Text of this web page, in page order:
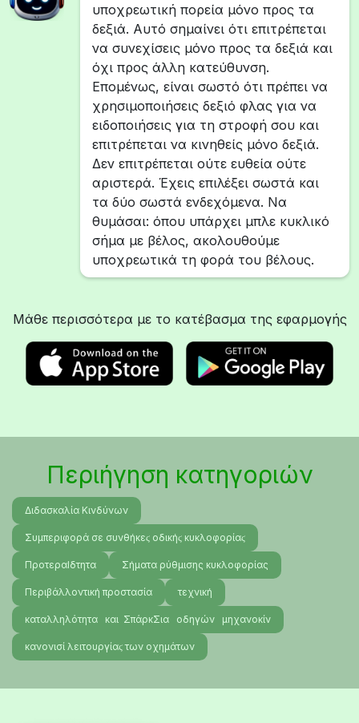
υποχρεωτική πορεία μόνο προς τα
δεξιά. Αυτό σημαίνει ότι επιτρέπεται
να συνεχίσεις μόνο προς τα δεξιά και
όχι προς άλλη κατεύθυνση.
Επομένως, είναι σωστό ότι πρέπει να
χρησιμοποιήσεις δεξιό φλας για να
ειδοποιήσεις για τη στροφή σου και
επιτρέπεται να κινηθείς μόνο δεξιά.
Δεν επιτρέπεται ούτε ευθεία ούτε
αριστερά. Έχεις επιλέξει σωστά και
τα δύο σωστά ενδεχόμενα. Να
θυμάσαι: όπου υπάρχει μπλε κυκλικό
σήμα με βέλος, ακολουθούμε
υποχρεωτικά τη φορά του βέλους.
Μάθε περισσότερα με το κατέβασμα της εφαρμογής
Περιήγηση κατηγοριών
Διδασκαλία Κινδύνων
Συμπεριφορά σε συνθήκεϛ οδικήϛ κυκλοφορίαϛ
ΠροτεραΙδτητα Σήματα ρύθμισης κυκλοφορίας
Περιβάλλοντική προστασία τεχνική
καταλληλότητα και ΣπάρκΣια οδηγών μηχανοκίν
κανονισί λειτουργίαϛ των οχημάτων